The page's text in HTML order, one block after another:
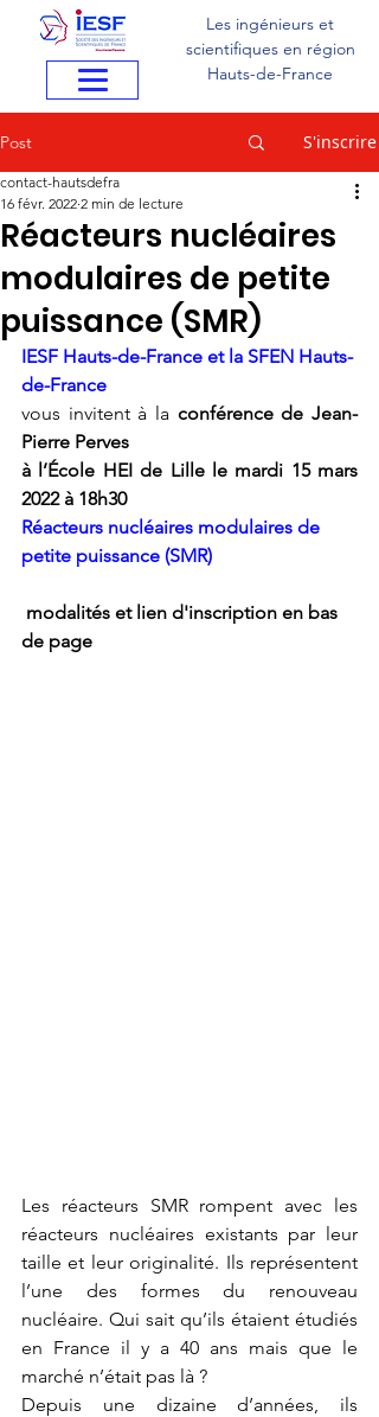
Les ingénieurs et
scientifiques en région
Hauts-de-France
Post S'inscrire
Réacteurs nucléaires
modulaires de petite
puissance (SMR)
contact-hautsdefra
16 févr. 2022 2 min de lecture
IESF Hauts-de-France et la SFEN Hauts-
de-France
vous invitent à la conférence de Jean-
Pierre Perves
à l’École HEI de Lille le mardi 15 mars
2022 à 18h30
Réacteurs nucléaires modulaires de
petite puissance (SMR)
de page
Les réacteurs SMR rompent avec les
réacteurs nucléaires existants par leur
taille et leur originalité. Ils représentent
l’une des formes du renouveau
nucléaire. Qui sait qu’ils étaient étudiés
en France il y a 40 ans mais que le
marché n’était pas là ?
Depuis une dizaine d’années, ils